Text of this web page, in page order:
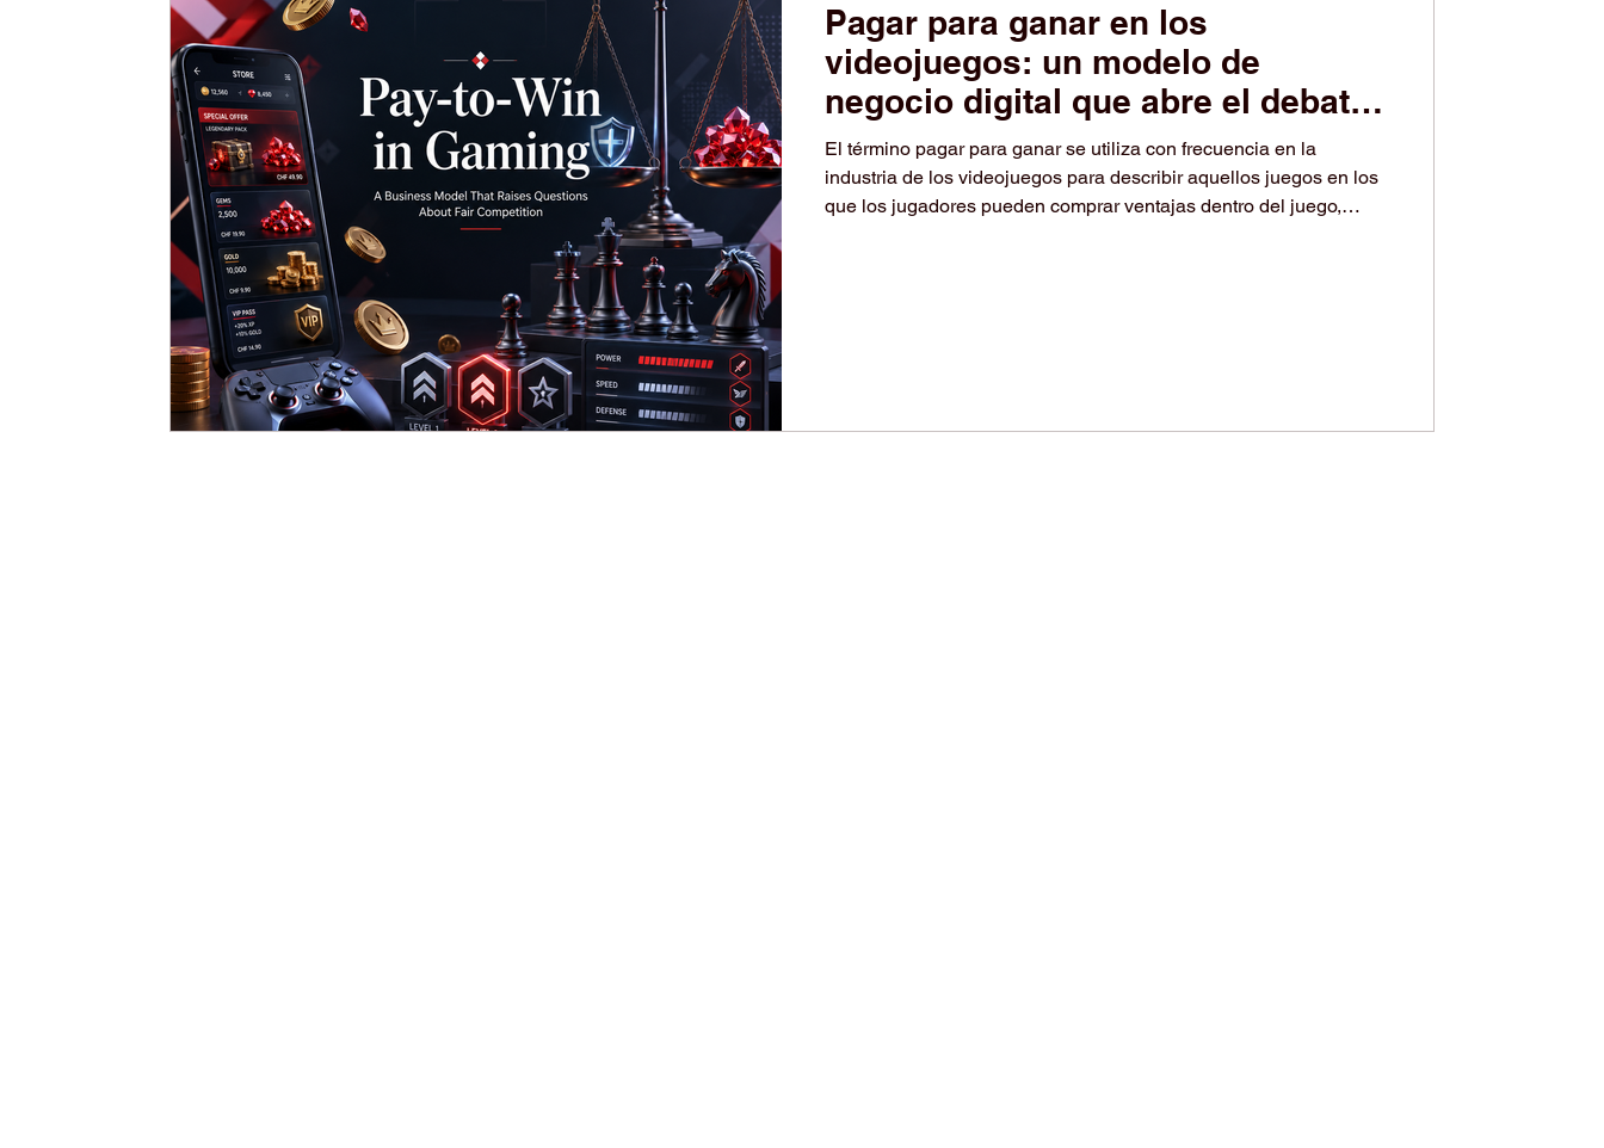
Pagar para ganar en los
videojuegos: un modelo de
negocio digital que abre el debate
sobre la competencia justa
El término pagar para ganar se utiliza con frecuencia en la
industria de los videojuegos para describir aquellos juegos en los
que los jugadores pueden comprar ventajas dentro del juego,